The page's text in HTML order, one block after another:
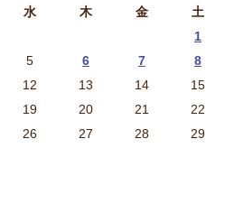
水 木 金 土
1
5 6 7
8
12 13 14
15
19 20 21
22
26 27 28
29